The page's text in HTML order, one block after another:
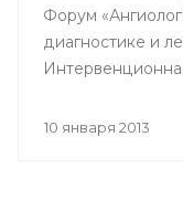
Форум
диагностике и
10 января 2013